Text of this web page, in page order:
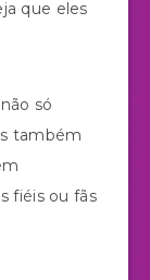
que eles
só
também
fiéis ou fãs